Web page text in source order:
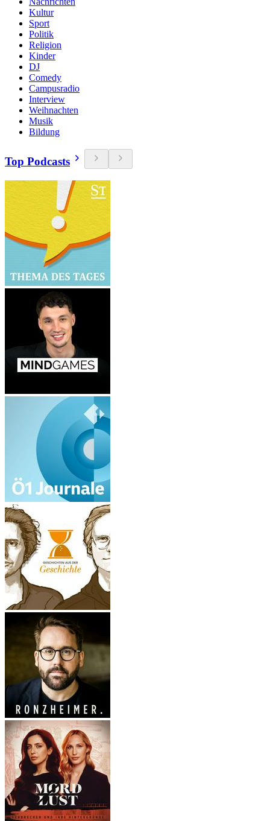
Kultur
Sport
Politik
Religion
Kinder
DJ
Comedy
Campusradio
Interview
Weihnachten
Musik
Bildung
Top Podcasts